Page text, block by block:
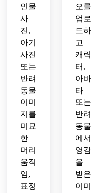
인물
사
진,
아기
사진
또는
반려
동물
이미
지를
미묘
한
머리
움직
임,
표정
오를
업로
드하
고
캐릭
터,
아바
타
또는
반려
동물
에서
영감
을
받은
이미